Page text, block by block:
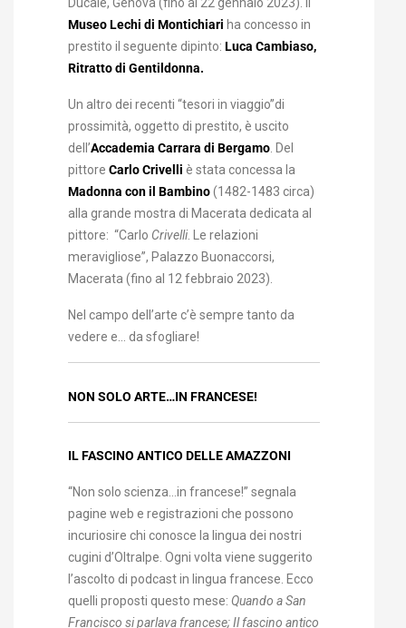
Museo Lechi di Montichiari ha concesso in
prestito il seguente dipinto: Luca Cambiaso,
Ritratto di Gentildonna.
Un altro dei recenti “tesori in viaggio”di
prossimità, oggetto di prestito, è uscito
dell’Accademia Carrara di Bergamo . Del
pittore Carlo Crivelli è stata concessa la
Madonna con il Bambino(1482-1483 circa)
alla grande mostra di Macerata dedicata al
pittore: “Carlo Crivelli . Le relazioni
meravigliose”, Palazzo Buonaccorsi,
Macerata (fino al 12 febbraio 2023).
Nel campo dell’arte c’è sempre tanto da
vedere e… da sfogliare!
NON SOLO ARTE…IN FRANCESE!
IL FASCINO ANTICO DELLE AMAZZONI
“Non solo scienza…in francese!” segnala
pagine web e registrazioni che possono
incuriosire chi conosce la lingua dei nostri
cugini d’Oltralpe. Ogni volta viene suggerito
l’ascolto di podcast in lingua francese. Ecco
quelli proposti questo mese: Quando a San
Francisco si parlava francese; Il fascino antico